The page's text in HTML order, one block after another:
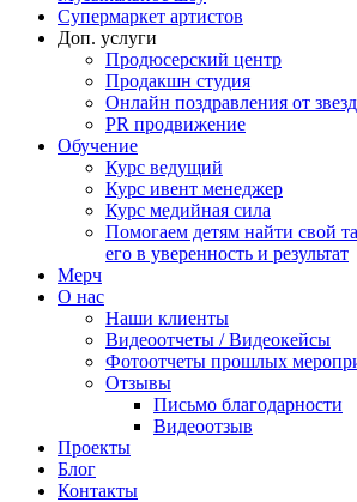
Супермаркет артистов
Доп. услуги
Продюсерский центр
Продакшн студия
Онлайн поздравления от звезд
PR продвижение
Обучение
Курс ведущий
Курс ивент менеджер
Курс медийная сила
Помогаем детям найти свой
его в уверенность и результат
Мерч
О нас
Наши клиенты
Видеоотчеты / Видеокейсы
Фотоотчеты прошлых
Отзывы
Письмо благодарности
Видеоотзыв
Проекты
Блог
Контакты